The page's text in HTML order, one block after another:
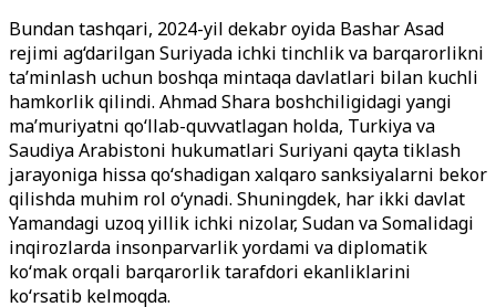
Bundan tashqari, 2024-yil dekabr oyida Bashar Asad
rejimi ag‘darilgan Suriyada ichki tinchlik va barqarorlikni
ta’minlash uchun boshqa mintaqa davlatlari bilan kuchli
hamkorlik qilindi. Ahmad Shara boshchiligidagi yangi
ma’muriyatni qo‘llab-quvvatlagan holda, Turkiya va
Saudiya Arabistoni hukumatlari Suriyani qayta tiklash
jarayoniga hissa qo‘shadigan xalqaro sanksiyalarni bekor
qilishda muhim rol o‘ynadi. Shuningdek, har ikki davlat
Yamandagi uzoq yillik ichki nizolar, Sudan va Somalidagi
inqirozlarda insonparvarlik yordami va diplomatik
ko‘mak orqali barqarorlik tarafdori ekanliklarini
ko‘rsatib kelmoqda.